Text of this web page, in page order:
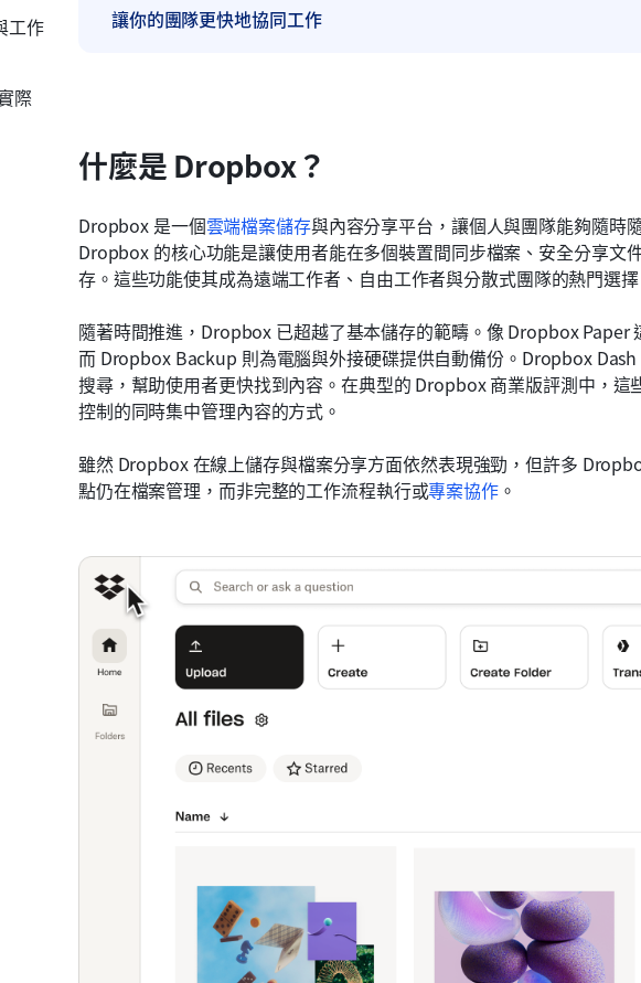
讓你的團隊更快地協同工作
什麼是 Dropbox？
Dropbox 是一個雲端檔案儲存與內容分享平台，讓個人與團隊能夠隨時
Dropbox 的核心功能是讓使用者能在多個裝置間同步檔案、安全分享文
存。這些功能使其成為遠端工作者、自由工作者與分散式團隊的熱門選擇
隨著時間推進，Dropbox 已超越了基本儲存的範疇。像 Dropbox Paper
而 Dropbox Backup 則為電腦與外接硬碟提供自動備份。Dropbox
搜尋，幫助使用者更快找到內容。在典型的 Dropbox 商業版評測中，這
控制的同時集中管理內容的方式。
雖然 Dropbox 在線上儲存與檔案分享方面依然表現強勁，但許多
點仍在檔案管理，而非完整的工作流程執行或專案協作。
工作
際